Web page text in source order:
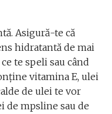
Asigură-te că
hidratantă de mai
te speli sau când
vitamina E, ulei
de ulei te vor
de mpsline sau de